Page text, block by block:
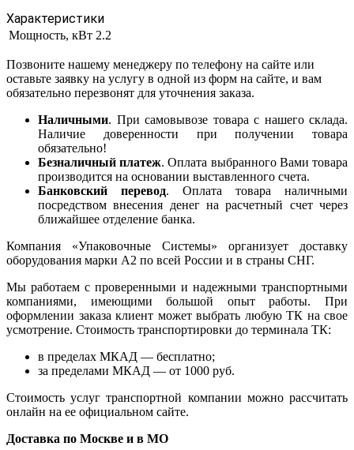
Характеристики
Мощность, кВт 2.2
Позвоните нашему менеджеру по телефону на сайте или
оставьте заявку на услугу в одной из форм на сайте, и вам
обязательно перезвонят для уточнения заказа.
Наличными. При самовывозе товара с нашего склада.
Наличие доверенности при получении товара
обязательно!
Безналичный платеж. Оплата выбранного Вами товара
производится на основании выставленного счета.
Банковский перевод. Оплата товара наличными
посредством внесения денег на расчетный счет через
ближайшее отделение банка.
Компания «Упаковочные Системы» организует доставку
оборудования марки А2 по всей России и в страны СНГ.
Мы работаем с проверенными и надежными транспортными
компаниями, имеющими большой опыт работы. При
оформлении заказа клиент может выбрать любую ТК на свое
усмотрение. Стоимость транспортировки до терминала ТК:
в пределах МКАД — бесплатно;
за пределами МКАД — от 1000 руб.
Стоимость услуг транспортной компании можно рассчитать
онлайн на ее официальном сайте.
Доставка по Москве и в МО